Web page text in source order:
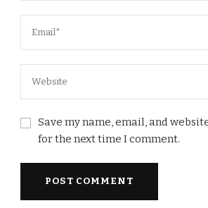
Save my name, email, and
for the next time I comment.